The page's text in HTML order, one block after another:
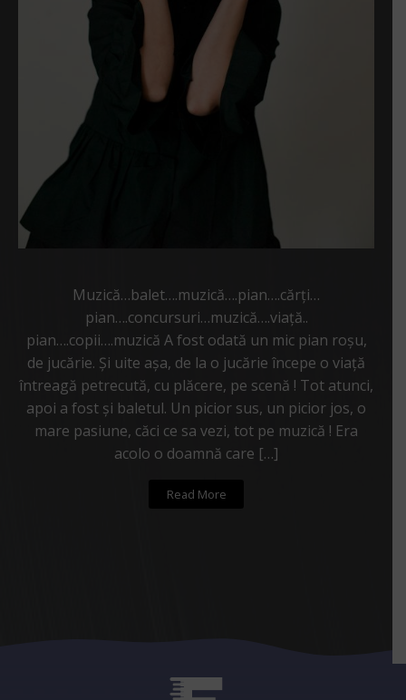
Muzică…balet….muzică….pian….cărți…
pian….concursuri…muzică….viață..
pian….copii….muzică A fost odată un mic pian roșu,
de jucărie. Și uite așa, de la o jucărie începe o viață
întreagă petrecută, cu plăcere, pe scenă ! Tot atunci,
apoi a fost și baletul. Un picior sus, un picior jos, o
mare pasiune, căci ce sa vezi, tot pe muzică ! Era
acolo o doamnă care […]
Read More